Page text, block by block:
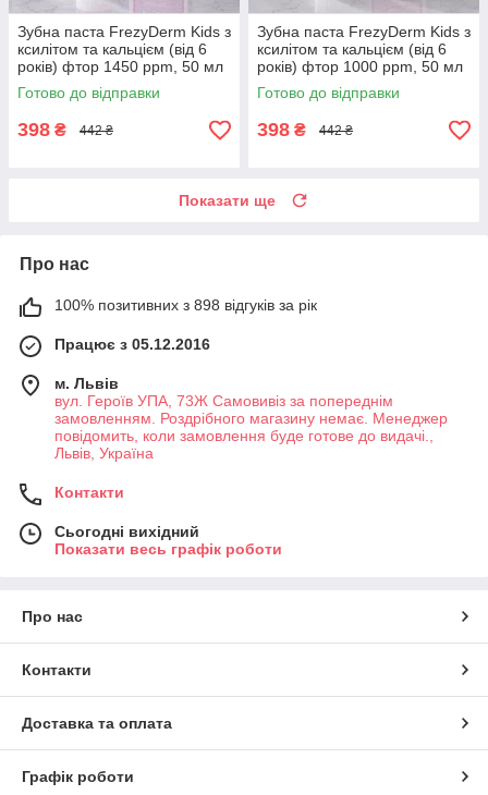
Зубна паста FrezyDerm Kids з
ксилітом та кальцієм (від 6
років) фтор 1450 ppm, 50 мл
Готово до відправки
398 ₴ 442 ₴
Зубна паста FrezyDerm Kids з
ксилітом та кальцієм (від 6
років) фтор 1000 ppm, 50 мл
Готово до відправки
398 ₴ 442 ₴
Показати ще
Про нас
100% позитивних з 898 відгуків за рік
Працює з 05.12.2016
м. Львів
вул. Героїв УПА, 73Ж Самовивіз за попереднім
замовленням. Роздрібного магазину немає. Менеджер
повідомить, коли замовлення буде готове до видачі.,
Львів, Україна
Контакти
Сьогодні вихідний
Показати весь графік роботи
Про нас
Контакти
Доставка та оплата
Графік роботи